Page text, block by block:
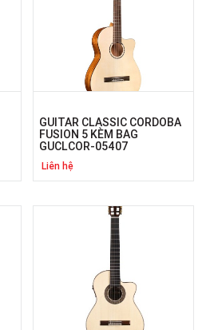
GUITAR CLASSIC CORDOBA
FUSION 5 KÈM BAG
GUCLCOR-05407
Liên hệ